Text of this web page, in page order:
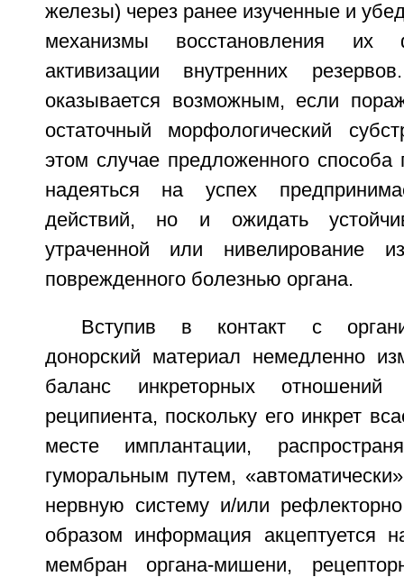
железы) через ранее изученные и
механизмы восстановления
активизации внутренних
оказывается возможным, если
остаточный морфологический
этом случае предложенного способа
надеяться на успех
действий, но и ожидать
утраченной или нивелирование
поврежденного болезнью органа.
Вступив в контакт с
донорский материал немедленно
баланс инкреторных
реципиента, поскольку его инкрет
месте имплантации,
гуморальным путем,
нервную систему и/или
образом информация акцептуется
мембран органа-мишени,